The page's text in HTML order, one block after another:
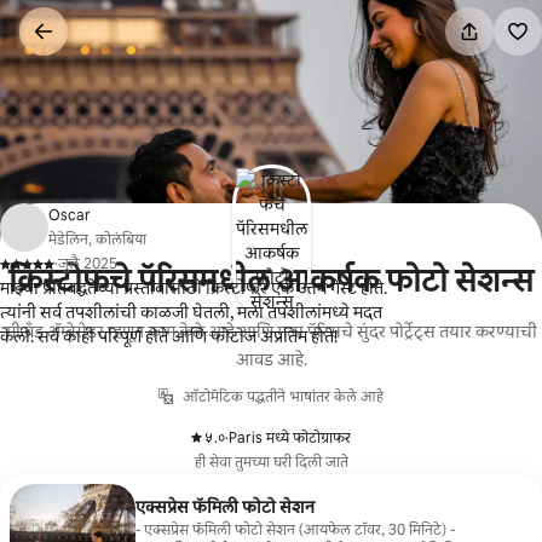
कंटेंटवर
जा
क्रिस्टोफचे पॅरिसमधील आकर्षक फोटो सेशन्स
मी ब्रँड अ‍ॅम्बेसेडर म्हणून काम केले आहे आणि मला पॅरिसचे सुंदर पोर्ट्रेट्स तयार करण्याची
आवड आहे.
ऑटोमॅटिक पद्धतीने भाषांतर केले आहे
५.०
,
·Paris मध्ये फोटोग्राफर
ही सेवा तुमच्या घरी दिली जाते
एक्सप्रेस फॅमिली फोटो सेशन
- एक्सप्रेस फॅमिली फोटो सेशन (आयफेल टॉवर, 30 मिनिटे) -
Oscar
मेडेलिन, कोलंबिया
,
·जुलै 2025
माझ्या प्रतिबद्धतेच्या प्रस्तावासाठी क्रिस्टोफर एक उत्तम गेस्ट होते.
त्यांनी सर्व तपशीलांची काळजी घेतली, मला तपशीलांमध्ये मदत
केली. सर्व काही परिपूर्ण होते आणि फोटोज अप्रतिम होते!